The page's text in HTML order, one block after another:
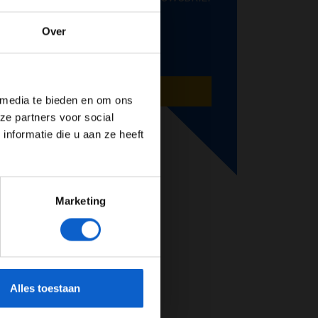
Over
te bieden en om ons
partners voor social
die u aan ze heeft
Marketing
Alles toestaan